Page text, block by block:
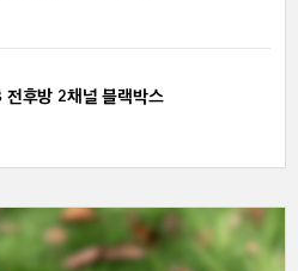
후방 2채널 블랙박스